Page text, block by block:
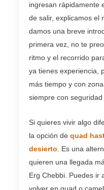
ingresan rápidamente
de salir, explicamos el
damos una breve
primera vez, no te
ritmo y el recorrido
ya tienes experiencia,
más tiempo y con
siempre con seguridad
Si quieres vivir algo
la opción de quad
desierto . Es una
quieren una llegada
Erg Chebbi. Puedes ir
volver en quad o